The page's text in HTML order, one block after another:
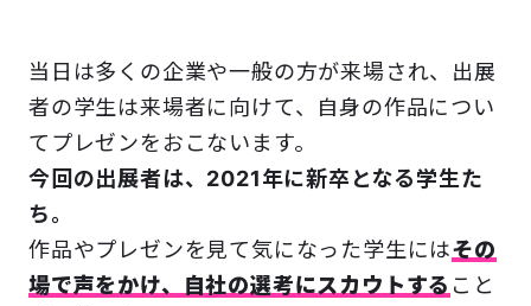
当日は多くの企業や一般の方が来場され、出展
者の学生は来場者に向けて、自身の作品につい
てプレゼンをおこないます。
今回の出展者は、2021年に新卒となる学生た
ち。
作品やプレゼンを見て気になった学生にはその
場で声をかけ、自社の選考にスカウトする こと